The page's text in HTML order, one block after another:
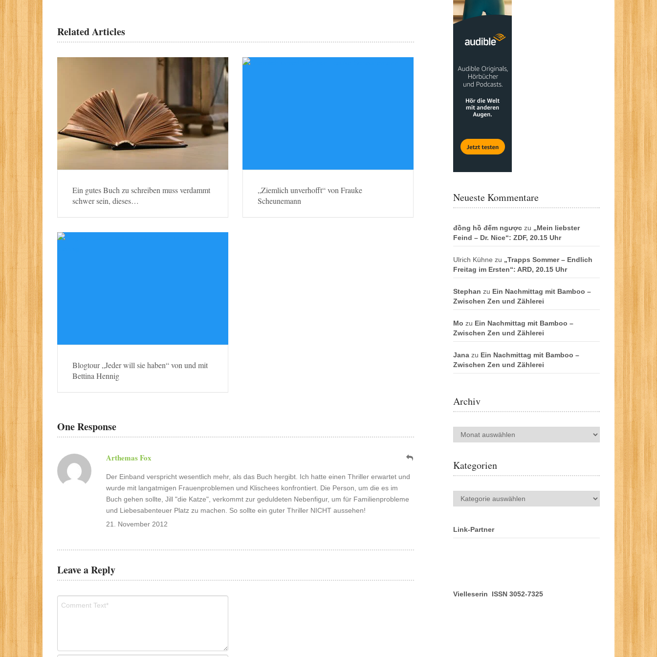
Related Articles
Ein gutes Buch zu schreiben muss verdammt
schwer sein, dieses…
„Ziemlich unverhofft“ von Frauke
Scheunemann
Blogtour „Jeder will sie haben“ von und mit
Bettina Hennig
One Response
Arthemas Fox
Der Einband verspricht wesentlich mehr, als das Buch hergibt. Ich hatte einen Thriller erwartet und
wurde mit langatmigen Frauenproblemen und Klischees konfrontiert. Die Person, um die es im
Buch gehen sollte, Jill "die Katze", verkommt zur geduldeten Nebenfigur, um für Familienprobleme
und Liebesabenteuer Platz zu machen. So sollte ein guter Thriller NICHT aussehen!
21. November 2012
Leave a Reply
Neueste Kommentare
đồng hồ đếm ngược zu „Mein liebster
Feind – Dr. Nice“: ZDF, 20.15 Uhr
Ulrich Kühne zu „Trapps Sommer – Endlich
Freitag im Ersten“: ARD, 20.15 Uhr
Stephan zu Ein Nachmittag mit Bamboo –
Zwischen Zen und Zählerei
Mo zu Ein Nachmittag mit Bamboo –
Zwischen Zen und Zählerei
Jana zu Ein Nachmittag mit Bamboo –
Zwischen Zen und Zählerei
Archiv
Archiv
Kategorien
Kategorien
Link-Partner
Vielleserin ISSN 3052-7325